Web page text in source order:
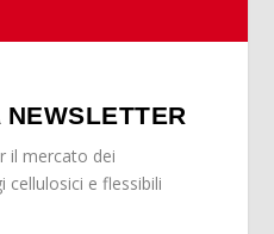
il mercato dei
e flessibili